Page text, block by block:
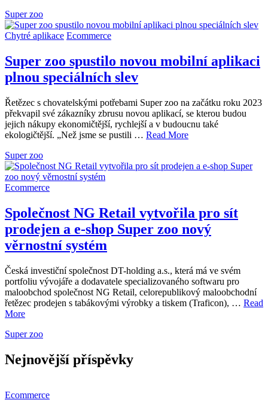
Super zoo
Chytré aplikace Ecommerce
Super zoo spustilo novou mobilní aplikaci
plnou speciálních slev
Řetězec s chovatelskými potřebami Super zoo na začátku roku 2023
překvapil své zákazníky zbrusu novou aplikací, se kterou budou
jejich nákupy ekonomičtější, rychlejší a v budoucnu také
ekologičtější. „Než jsme se pustili … Read More
Super zoo
Ecommerce
Společnost NG Retail vytvořila pro sít
prodejen a e-shop Super zoo nový
věrnostní systém
Česká investiční společnost DT-holding a.s., která má ve svém
portfoliu vývojáře a dodavatele specializovaného softwaru pro
maloobchod společnost NG Retail, celorepublikový maloobchodní
řetězec prodejen s tabákovými výrobky a tiskem (Traficon), … Read
More
Super zoo
Nejnovější příspěvky
Ecommerce